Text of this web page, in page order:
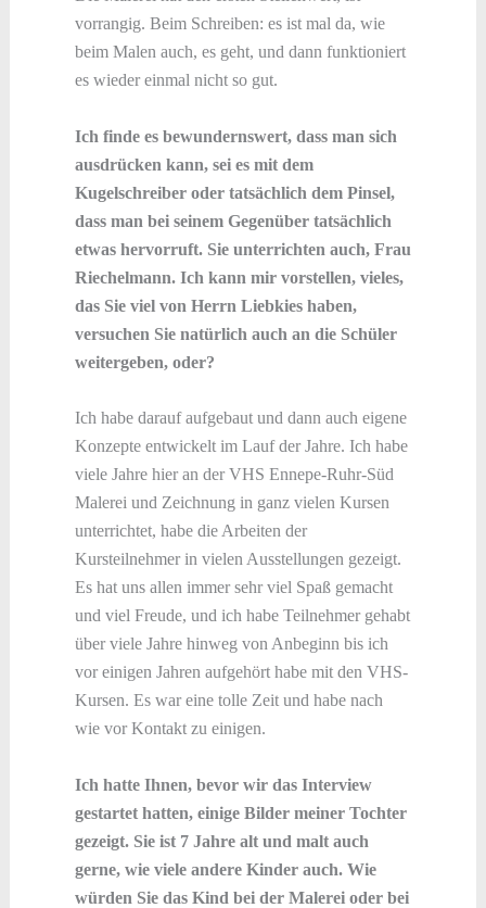
vorrangig. Beim Schreiben: es ist mal da, wie
beim Malen auch, es geht, und dann funktioniert
es wieder einmal nicht so gut.
Ich finde es bewundernswert, dass man sich
ausdrücken kann, sei es mit dem
Kugelschreiber oder tatsächlich dem Pinsel,
dass man bei seinem Gegenüber tatsächlich
etwas hervorruft. Sie unterrichten auch, Frau
Riechelmann. Ich kann mir vorstellen, vieles,
das Sie viel von Herrn Liebkies haben,
versuchen Sie natürlich auch an die Schüler
weitergeben, oder?
Ich habe darauf aufgebaut und dann auch eigene
Konzepte entwickelt im Lauf der Jahre. Ich habe
viele Jahre hier an der VHS Ennepe-Ruhr-Süd
Malerei und Zeichnung in ganz vielen Kursen
unterrichtet, habe die Arbeiten der
Kursteilnehmer in vielen Ausstellungen gezeigt.
Es hat uns allen immer sehr viel Spaß gemacht
und viel Freude, und ich habe Teilnehmer gehabt
über viele Jahre hinweg von Anbeginn bis ich
vor einigen Jahren aufgehört habe mit den VHS-
Kursen. Es war eine tolle Zeit und habe nach
wie vor Kontakt zu einigen.
Ich hatte Ihnen, bevor wir das Interview
gestartet hatten, einige Bilder meiner Tochter
gezeigt. Sie ist 7 Jahre alt und malt auch
gerne, wie viele andere Kinder auch. Wie
würden Sie das Kind bei der Malerei oder bei